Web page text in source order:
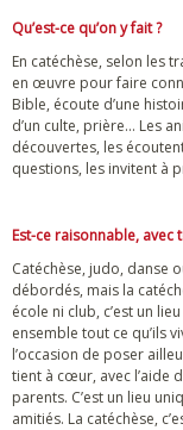
Qu’est-ce qu’on y fait ?
En catéchèse, selon les
en œuvre pour faire
Bible, écoute d’une
d’un culte, prière… Les
découvertes, les
questions, les invitent à
Est-ce raisonnable, avec
Catéchèse, judo, danse
débordés, mais la
école ni club, c’est un
ensemble tout ce qu’ils
l’occasion de poser
tient à cœur, avec l’aide
parents. C’est un lieu
amitiés. La catéchèse,